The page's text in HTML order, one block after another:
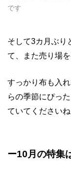
です
そして3カ月ぶり
て、また売り場
すっかり布も入
らの季節にぴっ
ていてくださいね
ー10月の特集